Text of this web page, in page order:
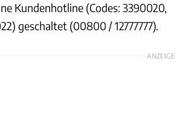
Kundenhotline (Codes: 3390020,
geschaltet (00800 / 12777777).
ANZEIGE